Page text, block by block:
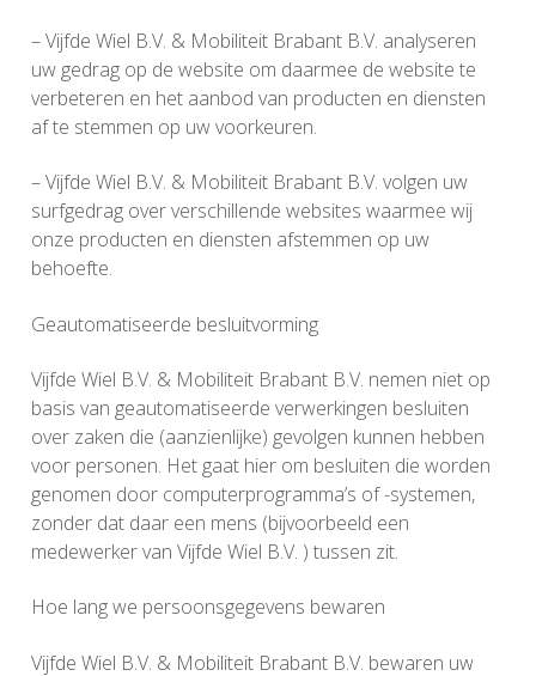
– Vijfde Wiel B.V. & Mobiliteit Brabant B.V. analyseren
uw gedrag op de website om daarmee de website te
verbeteren en het aanbod van producten en diensten
af te stemmen op uw voorkeuren.
– Vijfde Wiel B.V. & Mobiliteit Brabant B.V. volgen uw
surfgedrag over verschillende websites waarmee wij
onze producten en diensten afstemmen op uw
behoefte.
Geautomatiseerde besluitvorming
Vijfde Wiel B.V. & Mobiliteit Brabant B.V. nemen niet op
basis van geautomatiseerde verwerkingen besluiten
over zaken die (aanzienlijke) gevolgen kunnen hebben
voor personen. Het gaat hier om besluiten die worden
genomen door computerprogramma’s of -systemen,
zonder dat daar een mens (bijvoorbeeld een
medewerker van Vijfde Wiel B.V. ) tussen zit.
Hoe lang we persoonsgegevens bewaren
Vijfde Wiel B.V. & Mobiliteit Brabant B.V. bewaren uw